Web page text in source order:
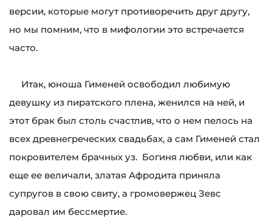
версии, которые могут противоречить друг другу,
но мы помним, что в мифологии это встречается
часто.
Итак, юноша Гименей освободил любимую
девушку из пиратского плена, женился на ней, и
этот брак был столь счастлив, что о нем пелось на
всех древнегреческих свадьбах, а сам Гименей стал
покровителем брачных уз. Богиня любви, или как
еще ее величали, златая Афродита приняла
супругов в свою свиту, а громовержец Зевс
даровал им бессмертие.